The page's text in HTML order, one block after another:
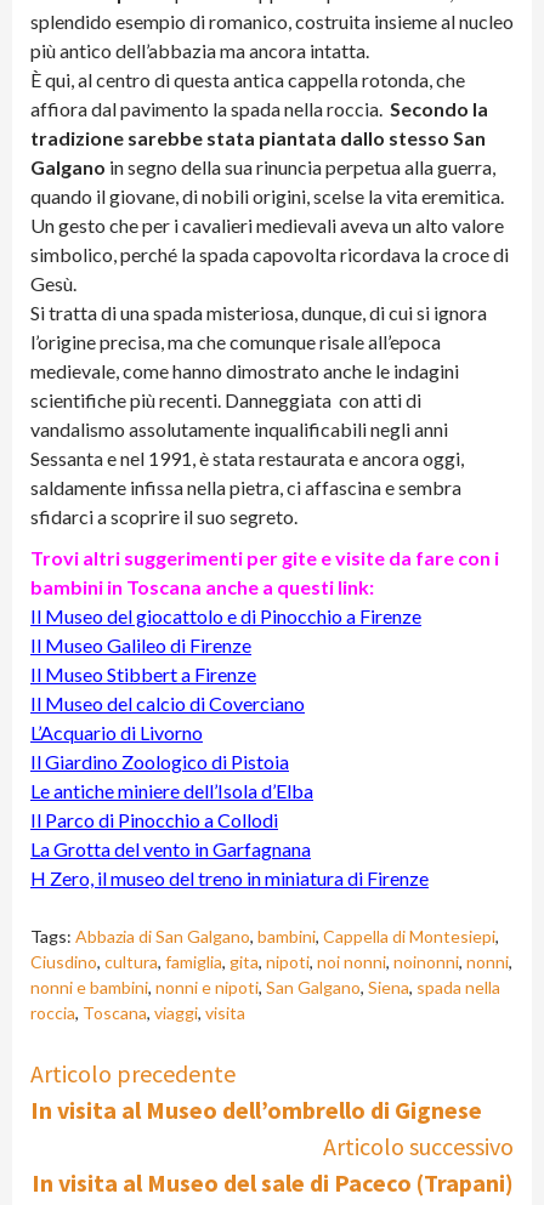
splendido esempio di romanico, costruita insieme al nucleo
più antico dell’abbazia ma ancora intatta.
È qui, al centro di questa antica cappella rotonda, che
affiora dal pavimento la spada nella roccia. Secondo la
tradizione sarebbe stata piantata dallo stesso San
Galgano in segno della sua rinuncia perpetua alla guerra,
quando il giovane, di nobili origini, scelse la vita eremitica.
Un gesto che per i cavalieri medievali aveva un alto valore
simbolico, perché la spada capovolta ricordava la croce di
Gesù.
Si tratta di una spada misteriosa, dunque, di cui si ignora
l’origine precisa, ma che comunque risale all’epoca
medievale, come hanno dimostrato anche le indagini
scientifiche più recenti. Danneggiata con atti di
vandalismo assolutamente inqualificabili negli anni
Sessanta e nel 1991, è stata restaurata e ancora oggi,
saldamente infissa nella pietra, ci affascina e sembra
sfidarci a scoprire il suo segreto.
Trovi altri suggerimenti per gite e visite da fare con i
bambini in Toscana anche a questi link:
Il Museo del giocattolo e di Pinocchio a Firenze
Il Museo Galileo di Firenze
Il Museo Stibbert a Firenze
Il Museo del calcio di Coverciano
L’Acquario di Livorno
Il Giardino Zoologico di Pistoia
Le antiche miniere dell’Isola d’Elba
Il Parco di Pinocchio a Collodi
La Grotta del vento in Garfagnana
H Zero, il museo del treno in miniatura di Firenze
Tags: Abbazia di San Galgano, bambini, Cappella di Montesiepi,
Ciusdino, cultura, famiglia, gita, nipoti, noi nonni, noinonni, nonni,
nonni e bambini, nonni e nipoti, San Galgano, Siena, spada nella
roccia, Toscana, viaggi, visita
Continue
Reading
Articolo precedente
In visita al Museo dell’ombrello di Gignese
Articolo successivo
In visita al Museo del sale di Paceco (Trapani)